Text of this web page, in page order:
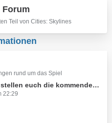
Teil von Cities: Skylines
rund um das Spiel
die kommenden Änderungen vor,
22:29